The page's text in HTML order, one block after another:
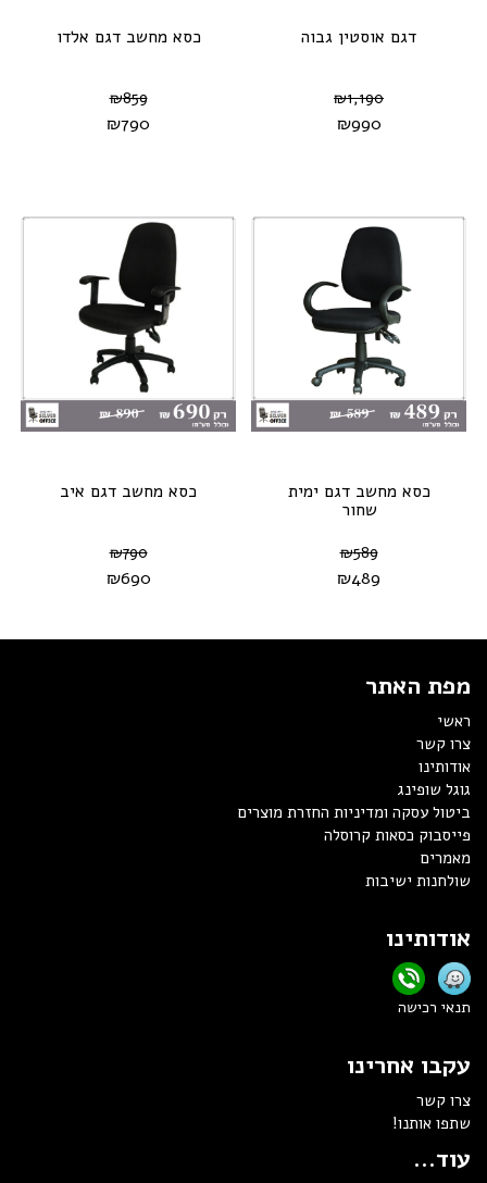
דגם אוסטין גבוה
₪1,190
₪990
כסא מחשב דגם אלדו
₪859
₪790
כסא מחשב דגם ימית
שחור
₪589
₪489
כסא מחשב דגם איב
₪790
₪690
מפת האתר
ראשי
צרו קשר
אודותינו
גוגל שופינג
ביטול עסקה ומדיניות החזרת מוצרים
פייסבוק כסאות קרוסלה
מאמרים
שולחנות ישיבות
אודותינו
תנאי רכישה
עקבו אחרינו
צרו קשר
שתפו אותנו!
עוד...